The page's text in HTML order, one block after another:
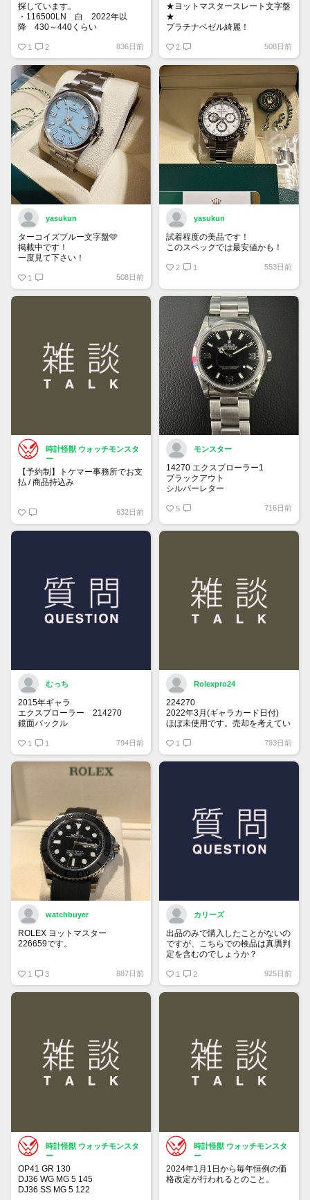
探しています。
・116500LN 白 2022年以
降 430～440くらい
式 120くらい
もし売却を検討している方がいま
したら、お声がけ頂けたら幸いで
す。
1 2 836日前
★ヨットマスタースレート文字盤
★
プラチナベゼル綺麗！
2 508日前
yasukun
ターコイズブルー文字盤🩵
掲載中です！
一度見て下さい！
1 508日前
yasukun
試着程度の美品です！
このスペックでは最安値かも！
2 1 553日前
時計怪獣 ウォッチモンスタ
ー
【予約制】トケマー事務所でお支
払 / 商品持込み
フォームからご予約ください！
632日前
モンスター
14270 エクスプローラー1
ブラックアウト
シルバーレター
オールトリチウム
5 716日前
むっち
2015年ギャラ
エクスプローラー 214270
鏡面バックル
思い出の年に製造されてるエクス
プローラー1を探しております。
売却を考えてらっしゃる方、是非
お声掛けお願い致します。
1 1 794日前
Rolexpro24
224270
2022年3月(ギャラカード日付)
ほぼ未使用です。売却を考えてい
関心ある方、メッセージください
1 793日前
watchbuyer
ROLEX ヨットマスター
226659です。
そうかと思っています。
1 3 887日前
カリーズ
出品のみで購入したことがないの
ですが、こちらでの検品は真贋判
定を含むのでしょうか？
1 2 925日前
時計怪獣 ウォッチモンスタ
ー
OP41 GR 130
DJ36 WG MG 5 145
DJ36 SS MG 5 122
時計怪獣 ウォッチモンスタ
ー
2024年1月1日から毎年恒例の価
格改定が行われるとのこと。